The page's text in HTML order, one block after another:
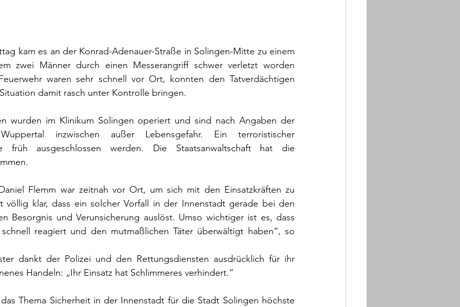
kam es an der Konrad-Adenauer-Straße in Solingen-Mitte zu einem
zwei Männer durch einen Messerangriff schwer verletzt worden
waren sehr schnell vor Ort, konnten den Tatverdächtigen
damit rasch unter Kontrolle bringen.
wurden im Klinikum Solingen operiert und sind nach Angaben der
Wuppertal inzwischen außer Lebensgefahr. Ein terroristischer
früh ausgeschlossen werden. Die Staatsanwaltschaft hat die
Flemm war zeitnah vor Ort, um sich mit den Einsatzkräften zu
völlig klar, dass ein solcher Vorfall in der Innenstadt gerade bei den
Besorgnis und Verunsicherung auslöst. Umso wichtiger ist es, dass
reagiert und den mutmaßlichen Täter überwältigt haben“, so
dankt der Polizei und den Rettungsdiensten ausdrücklich für ihr
Handeln: „Ihr Einsatz hat Schlimmeres verhindert.“
Thema Sicherheit in der Innenstadt für die Stadt Solingen höchste